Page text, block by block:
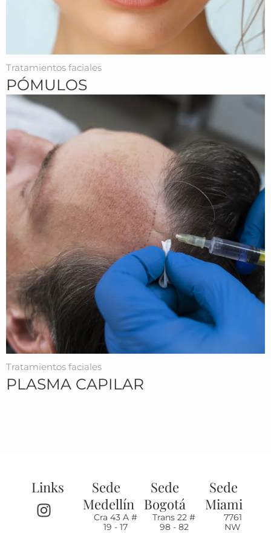
Tratamientos faciales
PÓMULOS
Tratamientos faciales
PLASMA CAPILAR
Links
I
n
F
a
T
i
Sede
Medellín
Cra 43 A #
19 - 17
Sede
Bogotá
Trans 22 #
98 - 82
Sede
Miami
7761
NW